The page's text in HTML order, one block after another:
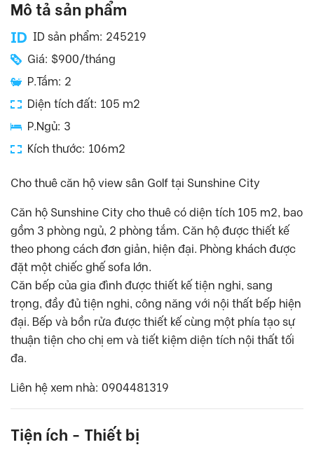
Mô tả sản phẩm
ID sản phẩm: 245219
Giá: $900/tháng
P.Tắm: 2
Diện tích đất: 105 m2
P.Ngủ: 3
Kích thước: 106m2
Cho thuê căn hộ view sân Golf tại Sunshine City
Căn hộ Sunshine City cho thuê có diện tích 105 m2, bao
gồm 3 phòng ngủ, 2 phòng tắm. Căn hộ được thiết kế
theo phong cách đơn giản, hiện đại. Phòng khách được
đặt một chiếc ghế sofa lớn.
Căn bếp của gia đình được thiết kế tiện nghi, sang
trọng, đầy đủ tiện nghi, công năng với nội thất bếp hiện
đại. Bếp và bồn rửa được thiết kế cùng một phía tạo sự
thuận tiện cho chị em và tiết kiệm diện tích nội thất tối
đa.
Liên hệ xem nhà: 0904481319
Tiện ích - Thiết bị